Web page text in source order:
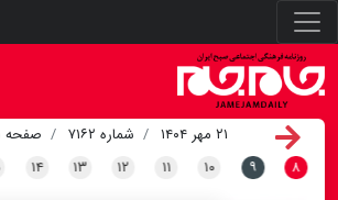
۲۱ مهر ۱۴۰۴ شماره ۷۱۶۲
صفحه
۸ ۹ ۱۰ ۱۱ ۱۲ ۱۳ ۱۴